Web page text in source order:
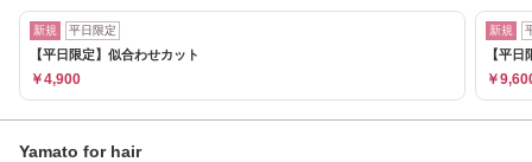
新規 平日限定
【平日限定】似合わせカット
￥4,900
新規
【平
￥
Yamato for hair